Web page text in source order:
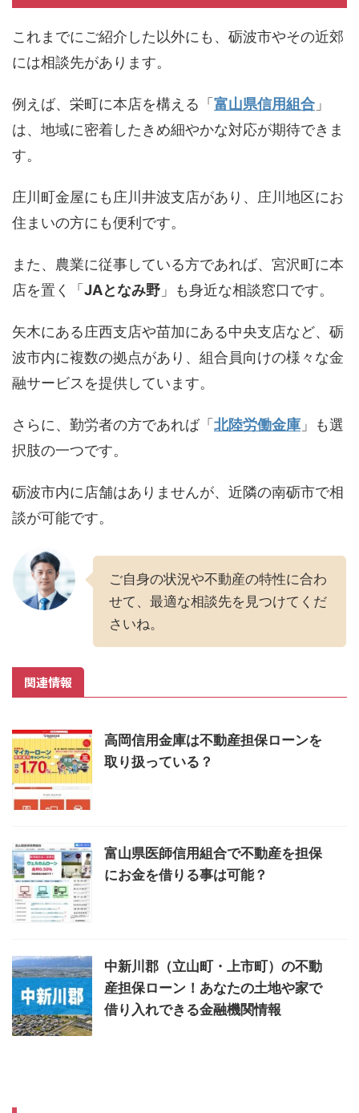
これまでにご紹介した以外にも、砺波市やその近郊
には相談先があります。
例えば、栄町に本店を構える「 富山県信用組合 」
は、地域に密着したきめ細やかな対応が期待できま
す。
庄川町金屋にも庄川井波支店があり、庄川地区にお
住まいの方にも便利です。
また、農業に従事している方であれば、宮沢町に本
店を置く「 JAとなみ野 」も身近な相談窓口です。
矢木にある庄西支店や苗加にある中央支店など、砺
波市内に複数の拠点があり、組合員向けの様々な金
融サービスを提供しています。
さらに、勤労者の方であれば「 北陸労働金庫 」も選
択肢の一つです。
砺波市内に店舗はありませんが、近隣の南砺市で相
談が可能です。
ご自身の状況や不動産の特性に合わ
せて、最適な相談先を見つけてくだ
さいね。
関連情報
高岡信用金庫は不動産担保ローンを
取り扱っている？
富山県医師信用組合で不動産を担保
にお金を借りる事は可能？
中新川郡（立山町・上市町）の不動
産担保ローン！あなたの土地や家で
借り入れできる金融機関情報